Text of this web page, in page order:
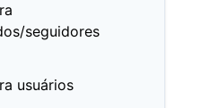
seguidores
usuários